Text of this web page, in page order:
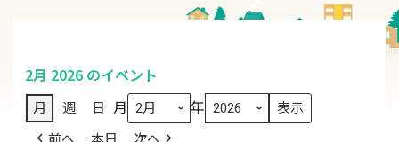
2月 2026 のイベント
月 週 日 月 年